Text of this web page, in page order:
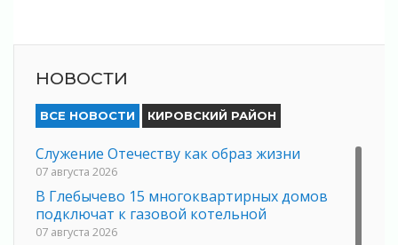
НОВОСТИ
ВСЕ НОВОСТИ КИРОВСКИЙ РАЙОН
Служение Отечеству как образ жизни
07 августа 2026
В Глебычево 15 многоквартирных домов
подключат к газовой котельной
07 августа 2026